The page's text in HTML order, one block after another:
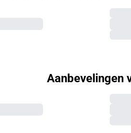
Aanbevelingen